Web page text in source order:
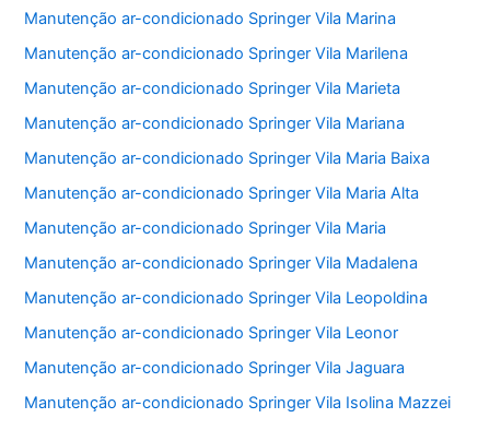
Manutenção ar-condicionado Springer Vila Marina
Manutenção ar-condicionado Springer Vila Marilena
Manutenção ar-condicionado Springer Vila Marieta
Manutenção ar-condicionado Springer Vila Mariana
Manutenção ar-condicionado Springer Vila Maria Baixa
Manutenção ar-condicionado Springer Vila Maria Alta
Manutenção ar-condicionado Springer Vila Maria
Manutenção ar-condicionado Springer Vila Madalena
Manutenção ar-condicionado Springer Vila Leopoldina
Manutenção ar-condicionado Springer Vila Leonor
Manutenção ar-condicionado Springer Vila Jaguara
Manutenção ar-condicionado Springer Vila Isolina Mazzei